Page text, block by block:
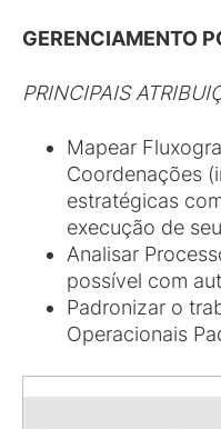
GERENCIAMENTO
PRINCIPAIS
Mapear
Coordenações
estratégicas
execução de
Analisar
possível com
Padronizar o
Operacionais